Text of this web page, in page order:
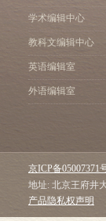
学术编辑中心
教科文编辑中心
英语编辑室
外语编辑室
京ICP备05007371
地址: 北京王府井
产品隐私权声明